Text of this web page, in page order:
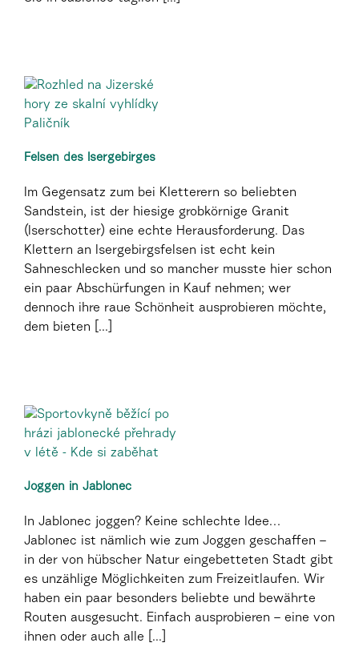
Felsen des Isergebirges
Im Gegensatz zum bei Kletterern so beliebten
Sandstein, ist der hiesige grobkörnige Granit
(Iserschotter) eine echte Herausforderung. Das
Klettern an Isergebirgsfelsen ist echt kein
Sahneschlecken und so mancher musste hier schon
ein paar Abschürfungen in Kauf nehmen; wer
dennoch ihre raue Schönheit ausprobieren möchte,
dem bieten [...]
Joggen in Jablonec
In Jablonec joggen? Keine schlechte Idee…
Jablonec ist nämlich wie zum Joggen geschaffen –
in der von hübscher Natur eingebetteten Stadt gibt
es unzählige Möglichkeiten zum Freizeitlaufen. Wir
haben ein paar besonders beliebte und bewährte
Routen ausgesucht. Einfach ausprobieren – eine von
ihnen oder auch alle [...]